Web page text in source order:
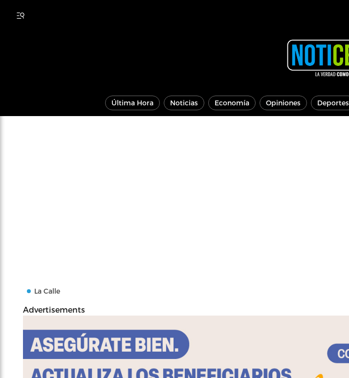
Última Hora Noticias Economía Opiniones Deportes
La Calle
Advertisements